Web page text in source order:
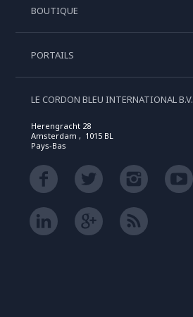
BOUTIQUE
PORTAILS
LE CORDON BLEU INTERNATIONAL B.V.
Herengracht 28
Amsterdam , 1015 BL
Pays-Bas